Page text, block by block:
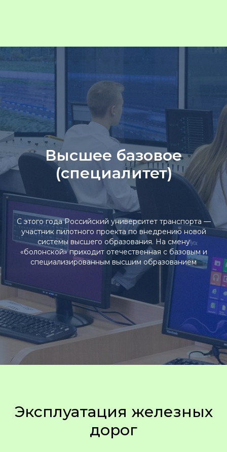
Высшее базовое
(специалитет)
С этого года Российский университет транспорта —
участник пилотного проекта по внедрению новой
системы высшего образования. На смену
«болонской» приходит отечественная с базовым и
специализированным высшим образованием
Эксплуатация железных
дорог